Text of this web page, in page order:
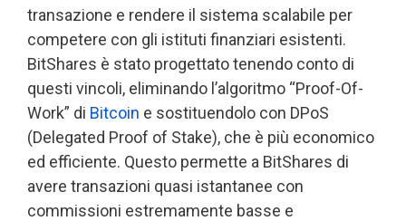
transazione e rendere il sistema scalabile per
competere con gli istituti finanziari esistenti.
BitShares è stato progettato tenendo conto di
questi vincoli, eliminando l’algoritmo “Proof-Of-
Work” di Bitcoin e sostituendolo con DPoS
(Delegated Proof of Stake), che è più economico
ed efficiente. Questo permette a BitShares di
avere transazioni quasi istantanee con
commissioni estremamente basse e